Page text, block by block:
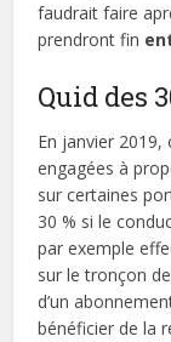
faudrait faire
prendront fin
Quid des
En janvier
engagées à
sur certaines
30 % si le
par exemple
sur le tronçon
d’un
bénéficier de la